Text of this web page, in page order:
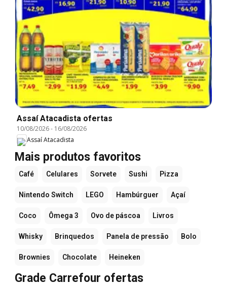
Assaí Atacadista ofertas
10/08/2026- 16/08/2026
Assaí Atacadista
Mais produtos favoritos
Café Celulares Sorvete Sushi Pizza
Nintendo Switch LEGO Hambúrguer Açaí
Coco Ômega 3 Ovo de páscoa Livros
Whisky Brinquedos Panela de pressão Bolo
Brownies Chocolate Heineken
Grade Carrefour ofertas